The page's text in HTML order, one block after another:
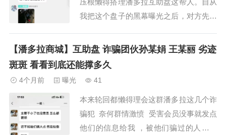
压根懒得搭理潘多拉互助盘这帮人。自从
我把这个盘子的黑幕曝光之后，对方先是
话，我根本不缺这点钱，更不会收他们一
分黑心钱。互助盘圈子里这些人，思想还
停留在老一套。我之所以硬刚到底，纯粹
量受害者陆续...
【潘多拉商城】互助盘 诈骗团伙孙某娟 王某丽 劣迹
斑斑 看看到底还能撑多久
4个月前 曝光 41
本来轮回都懒得理会这群潘多拉这几个诈
骗犯 奈何群情激愤 受害会员没事就发点
他们的信息给我 ，被他们骗过的人太多